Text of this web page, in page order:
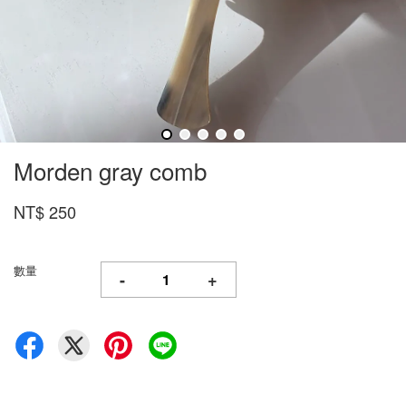
Morden gray comb
NT$ 250
數量 - +